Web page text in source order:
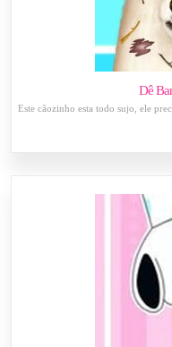
Dê
Este cãozinho esta todo sujo, ele